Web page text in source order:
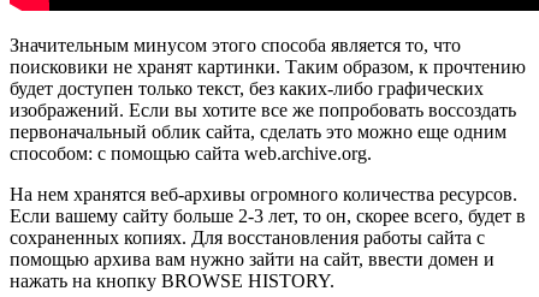
Значительным минусом этого способа является то, что
поисковики не хранят картинки. Таким образом, к прочтению
будет доступен только текст, без каких-либо графических
изображений. Если вы хотите все же попробовать воссоздать
первоначальный облик сайта, сделать это можно еще одним
способом: с помощью сайта web.archive.org.
На нем хранятся веб-архивы огромного количества ресурсов.
Если вашему сайту больше 2-3 лет, то он, скорее всего, будет в
сохраненных копиях. Для восстановления работы сайта с
помощью архива вам нужно зайти на сайт, ввести домен и
нажать на кнопку BROWSE HISTORY.